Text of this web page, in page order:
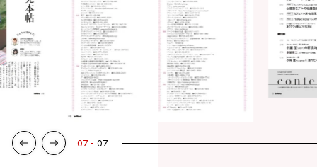
07 07